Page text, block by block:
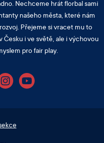
Nechceme hrát florbal sami
našeho města, které nám
Přejeme si vracet mu to
Česku i ve světě, ale i výchovou
pro fair play.
YouTube